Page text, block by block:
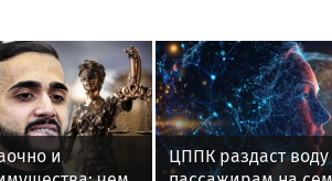
и
ЦППК раздаст воду